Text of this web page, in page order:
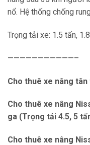
nổ. Hệ thống chống
Trọng tải xe: 1.5 tấn,
———————————–
Cho thuê xe nâng tân
Cho thuê xe nâng
ga (Trọng tải 4.5, 5
Cho thuê xe nâng